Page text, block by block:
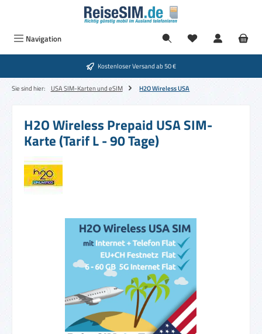
Zum Hauptinhalt springen
Navigation
Kostenloser Versand ab 50 €
Sie sind hier: USA SIM-Karten und eSIM H2O Wireless USA
H2O Wireless Prepaid USA SIM-
Karte (Tarif L - 90 Tage)
Bildergalerie überspringen